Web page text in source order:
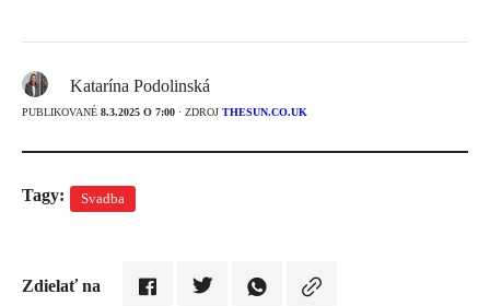
Katarína Podolinská
PUBLIKOVANÉ 8.3.2025 O 7:00 · ZDROJ THESUN.CO.UK
Tagy: Svadba
Zdielať na